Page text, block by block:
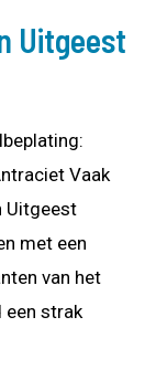
Uitgeest
Vaak
Uitgeest
met een
van het
een strak